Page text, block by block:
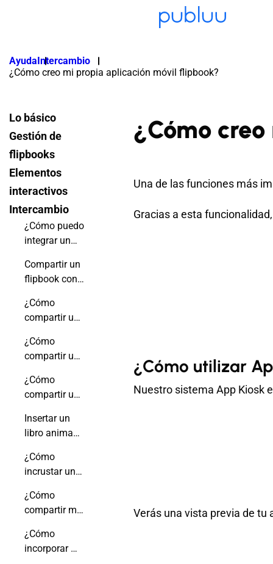
AyudaIntercambio
¿Cómo creo mi propia aplicación móvil flipbook?
Lo básico
Gestión de
flipbooks
Elementos
interactivos
Intercambio
¿Cómo puedo
integrar un
mi sitio web?
Compartir un
flipbook con
¿Cómo
compartir un
flipbook para
que se abra
en una
página
¿Cómo
compartir un
en las redes
sociales?
¿Cómo
compartir un
correo
electrónico?
Insertar un
libro animado
electrónico
¿Cómo
incrustar un
en tu firma de
Gmail?
¿Cómo
compartir mi
con un
código QR?
¿Cómo
incorporar mi
¿Cómo
Una de las funciones más
Gracias a esta
¿Cómo utilizar
Nuestro sistema App Kiosk
Verás una vista previa de tu